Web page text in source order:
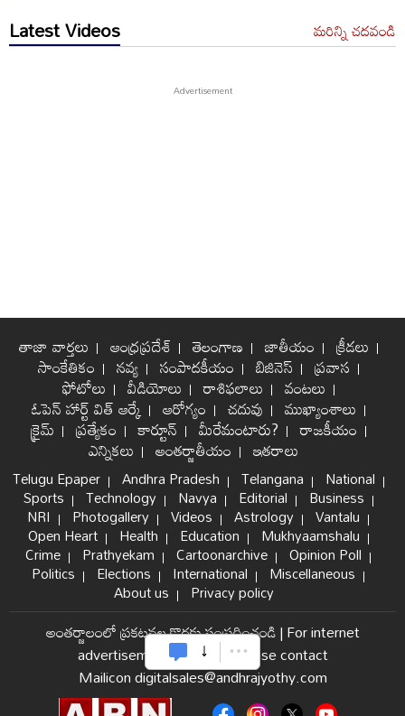
Latest Videos మరిన్ని చదవండి
తాజా వార్తలు ఆంధ్రప్రదేశ్ తెలంగాణ జాతీయం క్రీడలు
సాంకేతికం నవ్య సంపాదకీయం బిజినెస్ ప్రవాస
ఫోటోలు వీడియోలు రాశిఫలాలు వంటలు
ఓపెన్ హార్ట్ విత్ ఆర్కే ఆరోగ్యం చదువు ముఖ్యాంశాలు
క్రైమ్ ప్రత్యేకం కార్టూన్ మీరేమంటారు? రాజకీయం
ఎన్నికలు అంతర్జాతీయం ఇతరాలు
Telugu Epaper Andhra Pradesh Telangana National
Sports Technology Navya Editorial Business
NRI Photogallery Videos Astrology Vantalu
Open Heart Health Education Mukhyaamshalu
Crime Prathyekam Cartoonarchive Opinion Poll
Politics Elections International Miscellaneous
About us Privacy policy
అంతర్జాలంలో ప్రకటనల కొరకు సంప్రదించండి|For internet
advertisement and sales please contact
Mailicon digitalsales@andhrajyothy.com